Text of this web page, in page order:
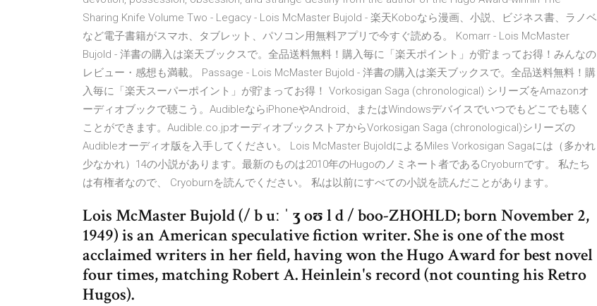
Sharing Knife Volume Two - Legacy - Lois McMaster Bujold - 楽天Koboなら漫画、小説、ビジネス書、ラノベ
など電子書籍がスマホ、タブレット、パソコン用無料アプリで今すぐ読める。 Komarr - Lois McMaster
Bujold - 洋書の購入は楽天ブックスで。全品送料無料！購入毎に「楽天ポイント」が貯まってお得！みんなの
レビュー・感想も満載。 Passage - Lois McMaster Bujold - 洋書の購入は楽天ブックスで。全品送料無料！購
入毎に「楽天スーパーポイント」が貯まってお得！ Vorkosigan Saga (chronological) シリーズをAmazonオ
ーディオブックで聴こう。AudibleならiPhoneやAndroid、またはWindowsデバイスでいつでもどこでも聴く
ことができます。Audible.co.jpオーディオブックストアからVorkosigan Saga (chronological)シリーズの
Audibleオーディオ版を入手してください。 Lois McMaster BujoldによるMiles Vorkosigan Sagaには（多かれ
少なかれ）14の小説があります。最新のものは2010年のHugoのノミネート者であるCryoburnです。 私たち
は有権者なので、 Cryoburnを読んでください。 私は以前にすべての小説を読んだことがあります。
Lois McMaster Bujold (/ b uː ˈ ʒ oʊ l d / boo-ZHOHLD; born November 2,
1949) is an American speculative fiction writer. She is one of the most
acclaimed writers in her field, having won the Hugo Award for best novel
four times, matching Robert A. Heinlein's record (not counting his Retro
Hugos).